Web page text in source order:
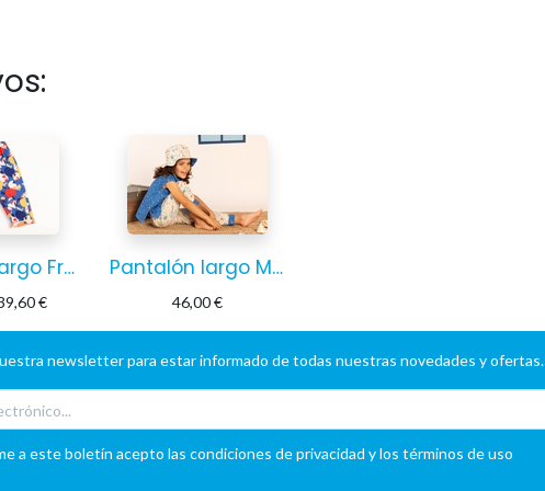
Pantalón largo Frutas
€
Pantalón largo Mediterráneo
46,00€
newsletter para estar informado de todas nuestras novedades y ofertas.
a este boletín acepto las condiciones de privacidad y los términos de uso